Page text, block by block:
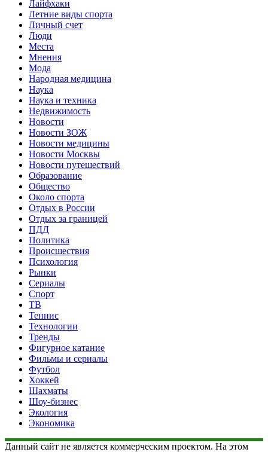
Лайфхаки
Летние виды спорта
Личный счет
Люди
Места
Мнения
Мода
Народная медицина
Наука
Наука и техника
Недвижимость
Новости
Новости ЗОЖ
Новости медицины
Новости Москвы
Новости путешествий
Образование
Общество
Около спорта
Отдых в России
Отдых за границей
ПДД
Политика
Происшествия
Психология
Рынки
Сериалы
Спорт
ТВ
Теннис
Технологии
Тренды
Фигурное катание
Фильмы и сериалы
Футбол
Хоккей
Шахматы
Шоу-бизнес
Экология
Экономика
Данный сайт не является коммерческим проектом. На этом